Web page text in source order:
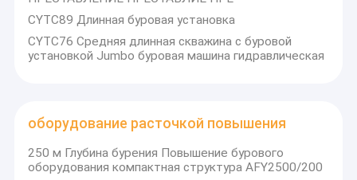
CYTC89 Длинная буровая установка
CYTC76 Средняя длинная скважина с буровой
установкой Jumbo буровая машина гидравлическая
оборудование расточкой повышения
250 м Глубина бурения Повышение бурового
оборудования компактная структура AFY2500/200